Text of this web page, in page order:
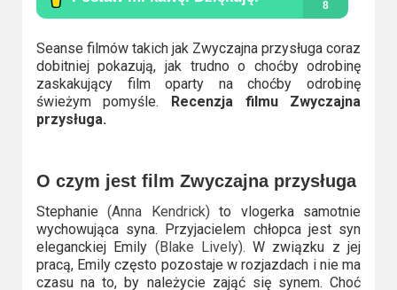
Filmy
na
faktach
Thrillery
Amazon
Prime
Video
Seanse filmów takich jak Zwyczajna przysługa coraz
dobitniej pokazują, jak trudno o choćby odrobinę
zaskakujący film oparty na choćby odrobinę
świeżym pomyśle.
Recenzja filmu Zwyczajna
przysługa.
O czym jest film Zwyczajna przysługa
Stephanie(Anna Kendrick) to vlogerka samotnie
wychowująca syna. Przyjacielem chłopca jest syn
eleganckiej Emily (Blake Lively). W związku z jej
pracą, Emily często pozostaje w rozjazdach i nie ma
czasu na to, by należycie zająć się synem. Choć